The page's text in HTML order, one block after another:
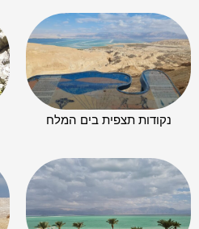
נקודות תצפית בים המלח